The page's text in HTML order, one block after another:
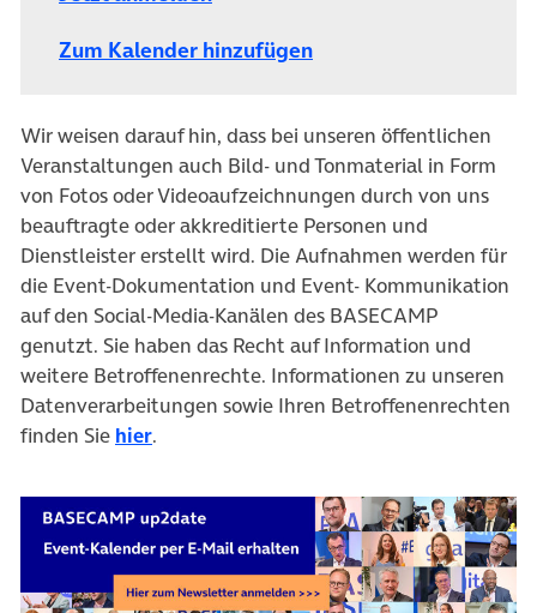
Zum Kalender hinzufügen
Wir weisen darauf hin, dass bei unseren öffentlichen
Veranstaltungen auch Bild- und Tonmaterial in Form
von Fotos oder Videoaufzeichnungen durch von uns
beauftragte oder akkreditierte Personen und
Dienstleister erstellt wird. Die Aufnahmen werden für
die Event-Dokumentation und Event- Kommunikation
auf den Social-Media-Kanälen des BASECAMP
genutzt. Sie haben das Recht auf Information und
weitere Betroffenenrechte. Informationen zu unseren
Datenverarbeitungen sowie Ihren Betroffenenrechten
finden Sie hier.